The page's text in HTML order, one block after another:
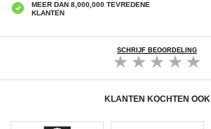
MEER DAN 8,000,000 TEVREDENE
KLANTEN
SCHRIJF BEOORDELING
KLANTEN KOCHTEN OOK